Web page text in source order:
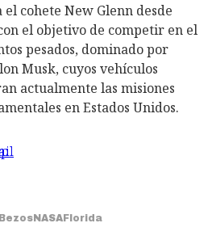
cohete New Glenn desde
el objetivo de competir en el
pesados, dominado por
Musk, cuyos vehículos
actualmente las misiones
en Estados Unidos.
NASAFlorida